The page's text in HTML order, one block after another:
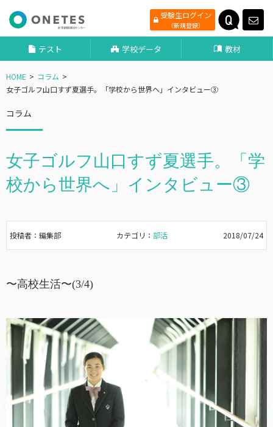
受験生ログイン
（新規登録）
テスト 学校データ 教材
HOME
コラム
女子ゴルフ山口すず夏選手。「学校から世界へ」インタビュー③
コラム
女子ゴルフ山口すず夏選手。「学
校から世界へ」インタビュー③
投稿者：編集部 カテゴリ： 部活 2018/07/24
〜高校生活〜(3/4)